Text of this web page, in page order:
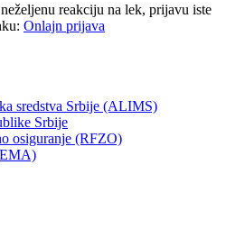
reakciju na lek, prijavu iste
Onlajn prijava
sredstva Srbije (ALIMS)
Srbije
osiguranje (RFZO)